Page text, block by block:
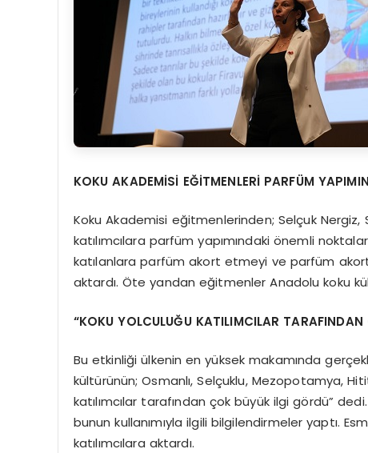
KOKU AKADEMİSİ EĞİTMENLERİ PARFÜM
Koku Akademisi eğitmenlerinden; Selçuk Nergiz,
katılımcılara parfüm yapımındaki önemli
katılanlara parfüm akort etmeyi ve parfüm
aktardı. Öte yandan eğitmenler Anadolu koku
“KOKU YOLCULUĞU KATILIMCILAR
Bu etkinliği ülkenin en yüksek makamında
kültürünün; Osmanlı, Selçuklu, Mezopotamya,
katılımcılar tarafından çok büyük ilgi gördü”
bunun kullanımıyla ilgili bilgilendirmeler yaptı.
katılımcılara aktardı.